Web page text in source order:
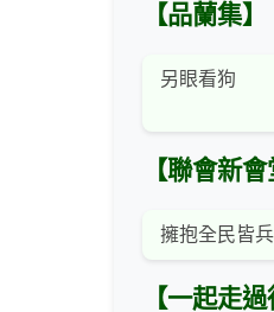
【品蘭集】
另眼看狗
【聯會新會
擁抱全民皆
【一起走過